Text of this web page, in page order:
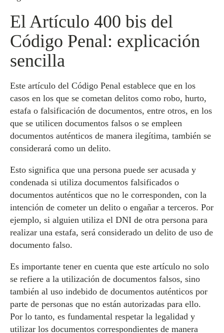
El Artículo 400 bis del
Código Penal: explicación
sencilla
Este artículo del Código Penal establece que en los
casos en los que se cometan delitos como robo, hurto,
estafa o falsificación de documentos, entre otros, en los
que se utilicen documentos falsos o se empleen
documentos auténticos de manera ilegítima, también se
considerará como un delito.
Esto significa que una persona puede ser acusada y
condenada si utiliza documentos falsificados o
documentos auténticos que no le corresponden, con la
intención de cometer un delito o engañar a terceros. Por
ejemplo, si alguien utiliza el DNI de otra persona para
realizar una estafa, será considerado un delito de uso de
documento falso.
Es importante tener en cuenta que este artículo no solo
se refiere a la utilización de documentos falsos, sino
también al uso indebido de documentos auténticos por
parte de personas que no están autorizadas para ello.
Por lo tanto, es fundamental respetar la legalidad y
utilizar los documentos correspondientes de manera